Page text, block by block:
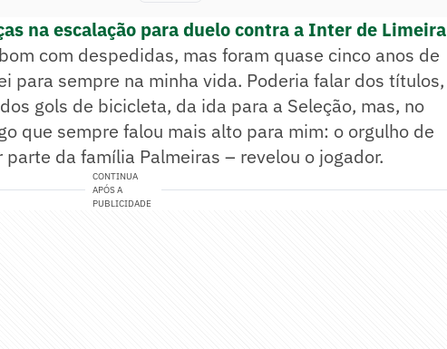
na escalação para duelo contra a Inter de Limeira
com despedidas, mas foram quase cinco anos de
para sempre na minha vida. Poderia falar dos títulos,
gols de bicicleta, da ida para a Seleção, mas, no
que sempre falou mais alto para mim: o orgulho de
da família Palmeiras – revelou o jogador.
CONTINUA
APÓS A
PUBLICIDADE